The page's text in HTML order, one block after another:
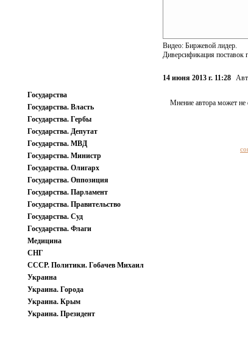
Государства
Государства. Власть
Государства. Гербы
Государства. Депутат
Государства. МВД
Государства. Министр
Государства. Олигарх
Государства. Оппозиция
Государства. Парламент
Государства. Правительство
Государства. Суд
Государства. Флаги
Медицина
СНГ
СССР. Политики. Гобачев Михаил
Украина
Украина. Города
Украина. Крым
Украина. Президент
Видео: Биржевой лидер.
Диверсификация поставок
14 июня 2013 г. 11:28
Мнение автора может не